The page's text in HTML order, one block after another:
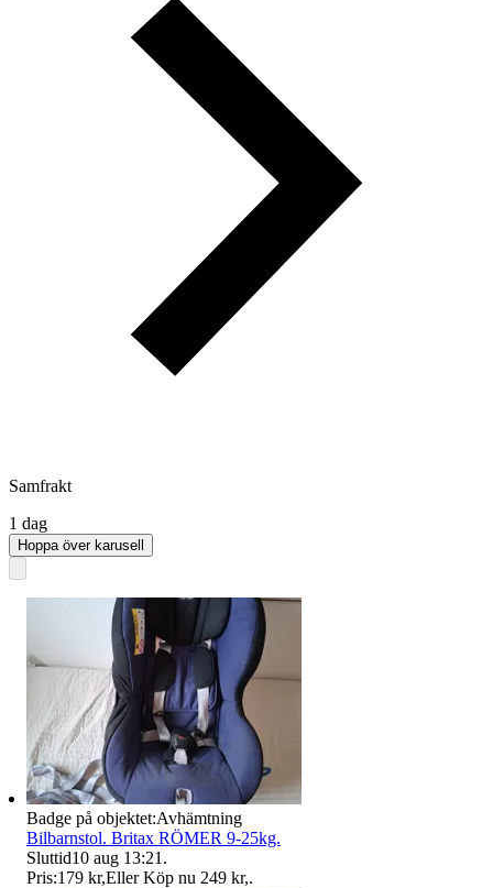
Samfrakt
1 dag
Hoppa över karusell
Badge på objektet:Avhämtning
Bilbarnstol. Britax RÖMER 9-25kg.
Sluttid10 aug 13:21 .
Pris:179 kr,Eller Köp nu 249 kr,.